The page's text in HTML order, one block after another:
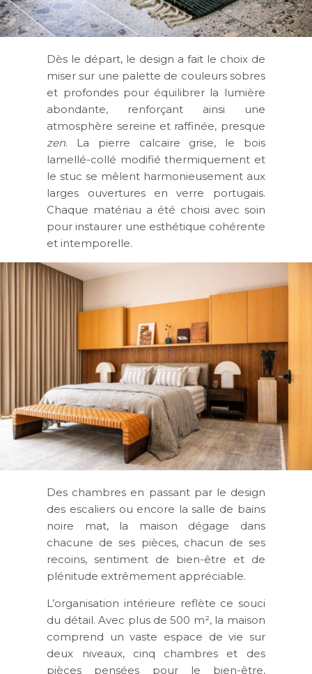
Dès le départ, le design a fait le choix de
miser sur une palette de couleurs sobres
et profondes pour équilibrer la lumière
abondante, renforçant ainsi une
atmosphère sereine et raffinée, presque
zen. La pierre calcaire grise, le bois
lamellé-collé modifié thermiquement et
le stuc se mêlent harmonieusement aux
larges ouvertures en verre portugais.
Chaque matériau a été choisi avec soin
pour instaurer une esthétique cohérente
et intemporelle.
Des chambres en passant par le design
des escaliers ou encore la salle de bains
noire mat, la maison dégage dans
chacune de ses pièces, chacun de ses
recoins, sentiment de bien-être et de
plénitude extrêmement appréciable.
L’organisation intérieure reflète ce souci
du détail. Avec plus de 500 m², la maison
comprend un vaste espace de vie sur
deux niveaux, cinq chambres et des
pièces pensées pour le bien-être,